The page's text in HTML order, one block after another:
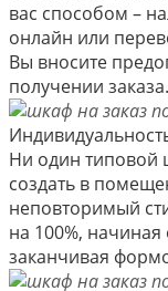
вас способом –
онлайн или
Вы вносите
получении заказа.
Ни один типовой
создать в
неповторимый
на 100%, начиная
заканчивая